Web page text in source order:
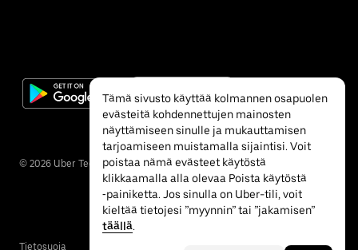
© 2026 Uber Technologies Inc.
Tietosuoja
Tämä sivusto käyttää kolmannen osapuolen
evästeitä kohdennettujen mainosten
näyttämiseen sinulle ja mukauttamisen
tarjoamiseen muistamalla sijaintisi. Voit
poistaa nämä evästeet käytöstä
klikkaamalla alla olevaa Poista käytöstä
‐painiketta. Jos sinulla on Uber-tili, voit
kieltää tietojesi ”myynnin” tai ”jakamisen”
täällä.